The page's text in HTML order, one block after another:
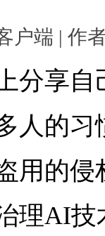
户端 | 作
分享
人的
用的
理AI